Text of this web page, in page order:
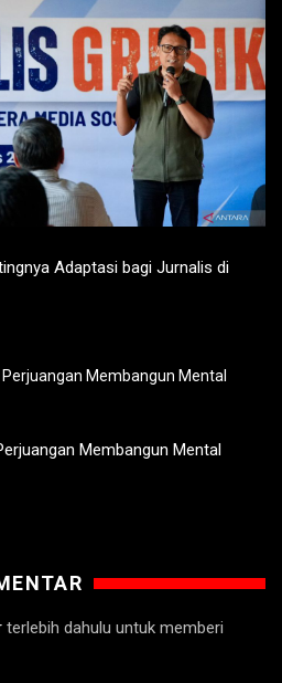
Adaptasi bagi Jurnalis di
Membangun Mental
terlebih dahulu untuk memberi